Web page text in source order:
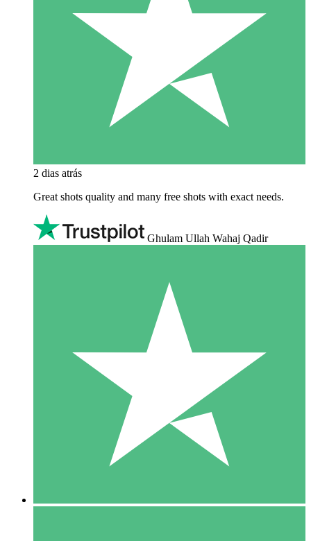
2 dias atrás
Great shots quality and many free shots with exact needs.
Ghulam Ullah Wahaj Qadir